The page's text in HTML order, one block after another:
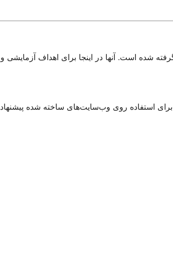
شده است. آنها در اینجا برای اهداف آزمایشی
برای استفاده روی وب‌سایت‌های ساخته شده